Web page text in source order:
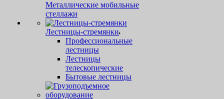
Металлические мобильные
стеллажи
Лестницы-стремянки
Профессиональные
лестницы
Лестницы
телескопические
Бытовые лестницы